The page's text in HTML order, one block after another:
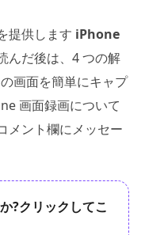
提供します iPhone
んだ後は、4 つの解
画面を簡単にキャプ
画面録画について
メント欄にメッセー
?クリックしてこ